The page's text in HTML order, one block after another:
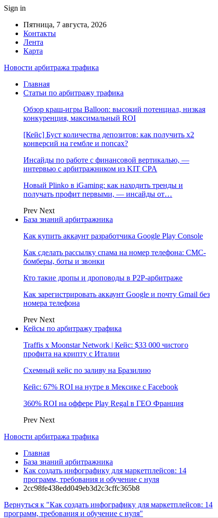
Sign in
Пятница, 7 августа, 2026
Контакты
Лента
Карта
Новости арбитража трафика
Главная
Статьи по арбитражу трафика
Обзор краш-игры Balloon: высокий потенциал, низкая
конкуренция, максимальный ROI
[Кейс] Буст количества депозитов: как получить х2
конверсий на гембле и попсах?
Инсайды по работе с финансовой вертикалью, —
интервью с арбитражником из KIT CPA
Новый Plinko в iGaming: как находить тренды и
получать профит первыми, — инсайды от…
Prev Next
База знаний арбитражника
Как купить аккаунт разработчика Google Play Console
Как сделать рассылку спама на номер телефона: СМС-
бомберы, боты и звонки
Кто такие дропы и дроповоды в P2P-арбитраже
Как зарегистрировать аккаунт Google и почту Gmail без
номера телефона
Prev Next
Кейсы по арбитражу трафика
Traffis x Moonstar Network | Кейс: $33 000 чистого
профита на крипту с Италии
Схемный кейс по заливу на Бразилию
Кейс: 67% ROI на нутре в Мексике с Facebook
360% ROI на оффере Play Regal в ГЕО Франция
Prev Next
Новости арбитража трафика
Главная
База знаний арбитражника
Как создать инфографику для маркетплейсов: 14
программ, требования и обучение с нуля
2cc98fe438edd049eb3d2c3cffc365b8
Вернуться к "Как создать инфографику для маркетплейсов: 14
программ, требования и обучение с нуля"